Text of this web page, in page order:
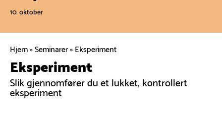
10. oktober
Hjem»Seminarer»Eksperiment
Eksperiment
Slik gjennomfører du et lukket, kontrollert
eksperiment